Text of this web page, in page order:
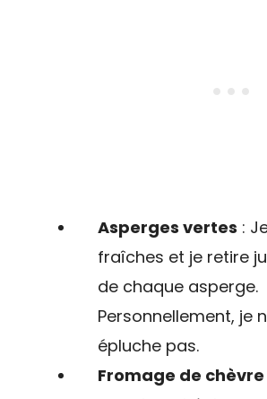
Asperges vertes :
fraîches et je retire
de chaque asperge.
Personnellement, je
épluche pas.
Fromage de chèvre